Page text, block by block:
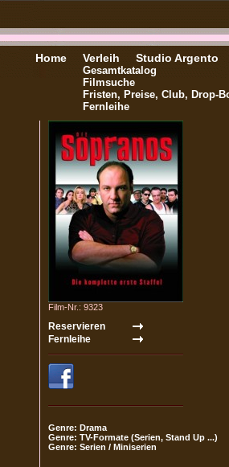
Home Verleih
Gesamtkatalog
Filmsuche
Fristen, Preise, Club, Drop-
Fernleihe
Studio Argento
Film-Nr.: 9323
Genre: Drama
Genre: TV-Formate (Serien, Stand Up ...)
Genre: Serien / Miniserien